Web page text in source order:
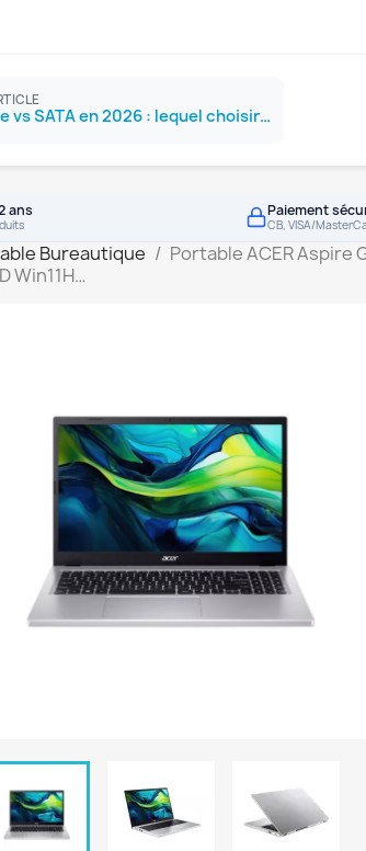
SSD NVMe vs SATA en 2026 : lequel choisir ?
ans Paiement
CB, VISA/
Bureautique
Portable ACER Aspire
Win11H…